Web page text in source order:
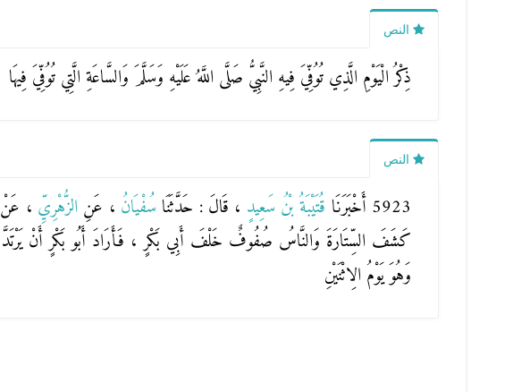
النص
ذِكْرُ الْيَوْمِ الَّذِي تُوُفِّيَ فِيهِ النَّبِيُّ صَلَّى اللَّهُ عَلَيْهِ وَسَلَّمَ وَالسَّاعَةِ الَّتِي تُوُفِّيَ فِيهَا
النص
5923 أَخْبَرَنَا قُتَيْبَةُ بْنُ سَعِيدٍ ، قَالَ : حَدَّثَنَا سُفْيَانُ ، عَنِ الزُّهْرِيِّ ، عَنْ
كَشَفَ السِّتَارَةَ وَالنَّاسُ صُفُوفٌ خَلْفَ أَبِي بَكْرٍ ، فَأَرَادَ أَبُو بَكْرٍ أَنْ يَرْتَدَّ
وَهُوَ يَوْمُ الِاثْنَيْنِ